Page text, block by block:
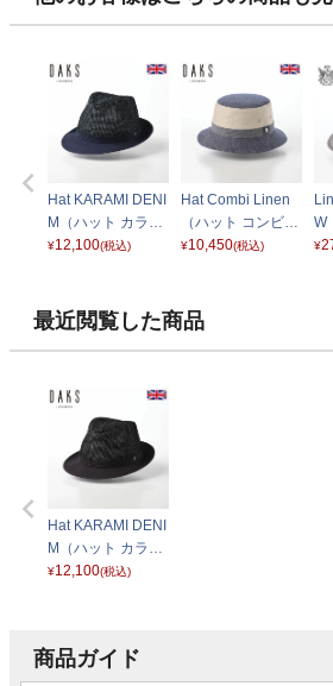
Hat KARAMI DENI
M（ハット カラミ
デニム） D1690
¥12,100(税込)
Hat Combi Linen
（ハット コンビリ
ネン） D1822 ネ
¥10,450(税込)
W
ド
¥
最近閲覧した商品
Hat KARAMI DENI
M（ハット カラミ
デニム） D1690
¥12,100(税込)
商品ガイド